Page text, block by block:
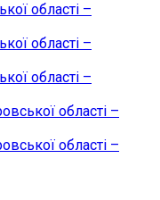
області –
області –
області –
області –
області –